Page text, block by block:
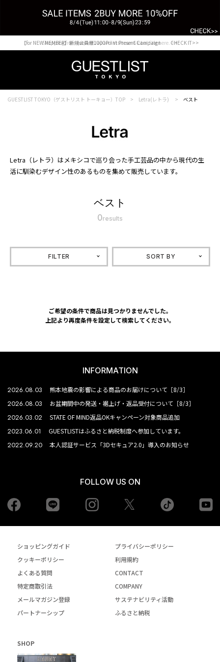
Shopping from outside Japan? Visit our Global Site here. >>
【for NEW MEMBER】新規会員様1000Point Present Campaign CHECK IT>>
GUESTLIST TOKYO（ゲストリスト トーキョー）TOP Letra(レトラ) ベスト
Letra（レトラ）はメキシコで巡り会った手工芸品の中から現代の生
活に馴染むデザイン性のあるものを集めて販売しています。
ベスト
0results
FILTER SORT BY
ご希望の条件で商品は見つかりませんでした。
上記より再度条件を設定して検索してください。
INFORMATION
2026.08.03 熊本地震の影響による商品のお届けについて［8/3］
2026.08.03 お盆期間中の発送・裾上げ・返品受付について［8/3］
2026.03.02 STATE OF MIND返品OKキャンペーン対象商品追加
2023.06.01 GUESTLISTはふるさと納税制度へ参加しています。
2022.09.20 本人認証サービス「3Dセキュア2.0」導入のお知らせ
FOLLOW US ON
Facebook Instagram tiktok
ショッピングガイド
プライバシーポリシー
クッキーポリシー
利用規約
よくある質問
CONTACT
特定商取引法
COMPANY
メールマガジン登録
サステナビリティ活動
パートナーシップ
ふるさと納税
SHOP